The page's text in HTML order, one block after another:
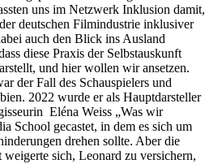
uns im Netzwerk Inklusion damit,
deutschen Filmindustrie inklusiver
auch den Blick ins Ausland
diese Praxis der Selbstauskunft
und hier wollen wir ansetzen.
der Fall des Schauspielers und
2022 wurde er als Hauptdarsteller
Eléna Weiss „Was wir
School gecastet, in dem es sich um
drehen sollte. Aber die
sich, Leonard zu versichern,